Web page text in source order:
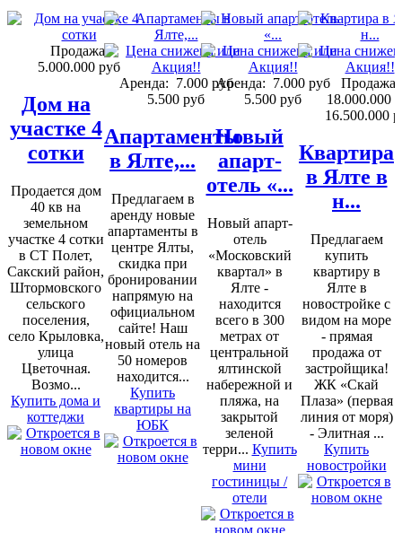
Продажа:
5.000.000 руб
Дом на
участке 4
сотки
Продается дом
40 кв на
земельном
участке 4 сотки
в СТ Полет,
Сакский район,
Штормовского
сельского
поселения,
село Крыловка,
улица
Цветочная.
Возмо...
Купить дома и
коттеджи
Аренда: 7.000 руб
5.500 руб
Апартаменты
в Ялте,...
Предлагаем в
аренду новые
апартаменты в
центре Ялты,
скидка при
бронировании
напрямую на
официальном
сайте! Наш
новый отель на
50 номеров
находится...
Купить
квартиры на
ЮБК
Аренда: 7.000 руб
5.500 руб
Новый
апарт-
отель «...
Новый апарт-
отель
«Московский
квартал» в
Ялте -
находится
всего в 300
метрах от
центральной
ялтинской
набережной и
пляжа, на
закрытой
зеленой
терри... Купить
мини
гостиницы /
отели
Продажа:
18.000.000
16.500.000
Квартира
в Ялте в
н...
Предлагаем
купить
квартиру в
Ялте в
новостройке с
видом на море
- прямая
продажа от
застройщика!
ЖК «Скай
Плаза» (первая
линия от моря)
- Элитная ...
Купить
новостройки